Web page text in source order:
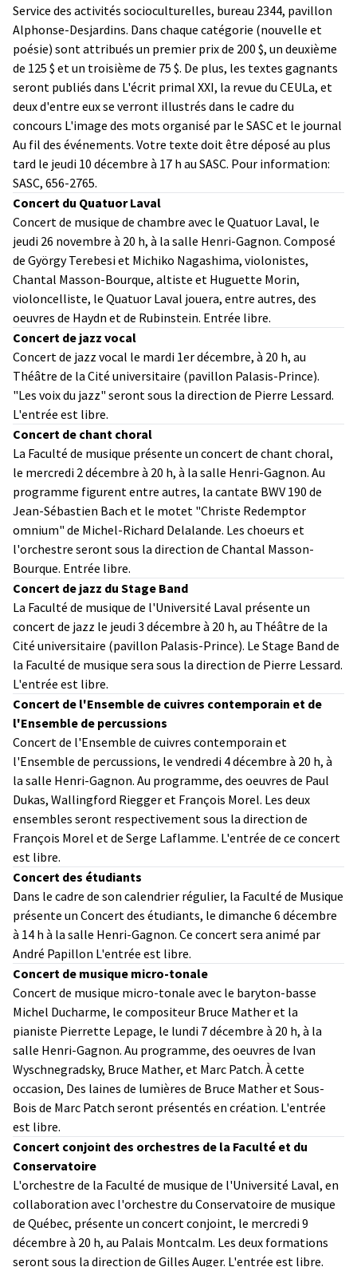
Service des activités socioculturelles, bureau 2344, pavillon
Alphonse-Desjardins. Dans chaque catégorie (nouvelle et
poésie) sont attribués un premier prix de 200 $, un deuxième
de 125 $ et un troisième de 75 $. De plus, les textes gagnants
seront publiés dans L'écrit primal XXI, la revue du CEULa, et
deux d'entre eux se verront illustrés dans le cadre du
concours L'image des mots organisé par le SASC et le journal
Au fil des événements. Votre texte doit être déposé au plus
tard le jeudi 10 décembre à 17 h au SASC. Pour information:
SASC, 656-2765.
Concert du Quatuor Laval
Concert de musique de chambre avec le Quatuor Laval, le
jeudi 26 novembre à 20 h, à la salle Henri-Gagnon. Composé
de György Terebesi et Michiko Nagashima, violonistes,
Chantal Masson-Bourque, altiste et Huguette Morin,
violoncelliste, le Quatuor Laval jouera, entre autres, des
oeuvres de Haydn et de Rubinstein. Entrée libre.
Concert de jazz vocal
Concert de jazz vocal le mardi 1er décembre, à 20 h, au
Théâtre de la Cité universitaire (pavillon Palasis-Prince).
"Les voix du jazz" seront sous la direction de Pierre Lessard.
L'entrée est libre.
Concert de chant choral
La Faculté de musique présente un concert de chant choral,
le mercredi 2 décembre à 20 h, à la salle Henri-Gagnon. Au
programme figurent entre autres, la cantate BWV 190 de
Jean-Sébastien Bach et le motet "Christe Redemptor
omnium" de Michel-Richard Delalande. Les choeurs et
l'orchestre seront sous la direction de Chantal Masson-
Bourque. Entrée libre.
Concert de jazz du Stage Band
La Faculté de musique de l'Université Laval présente un
concert de jazz le jeudi 3 décembre à 20 h, au Théâtre de la
Cité universitaire (pavillon Palasis-Prince). Le Stage Band de
la Faculté de musique sera sous la direction de Pierre Lessard.
L'entrée est libre.
Concert de l'Ensemble de cuivres contemporain et de
l'Ensemble de percussions
Concert de l'Ensemble de cuivres contemporain et
l'Ensemble de percussions, le vendredi 4 décembre à 20 h, à
la salle Henri-Gagnon. Au programme, des oeuvres de Paul
Dukas, Wallingford Riegger et François Morel. Les deux
ensembles seront respectivement sous la direction de
François Morel et de Serge Laflamme. L'entrée de ce concert
est libre.
Concert des étudiants
Dans le cadre de son calendrier régulier, la Faculté de Musique
présente un Concert des étudiants, le dimanche 6 décembre
à 14 h à la salle Henri-Gagnon. Ce concert sera animé par
André Papillon L'entrée est libre.
Concert de musique micro-tonale
Concert de musique micro-tonale avec le baryton-basse
Michel Ducharme, le compositeur Bruce Mather et la
pianiste Pierrette Lepage, le lundi 7 décembre à 20 h, à la
salle Henri-Gagnon. Au programme, des oeuvres de Ivan
Wyschnegradsky, Bruce Mather, et Marc Patch. À cette
occasion, Des laines de lumières de Bruce Mather et Sous-
Bois de Marc Patch seront présentés en création. L'entrée
est libre.
Concert conjoint des orchestres de la Faculté et du
Conservatoire
L'orchestre de la Faculté de musique de l'Université Laval, en
collaboration avec l'orchestre du Conservatoire de musique
de Québec, présente un concert conjoint, le mercredi 9
décembre à 20 h, au Palais Montcalm. Les deux formations
seront sous la direction de Gilles Auger. L'entrée est libre.